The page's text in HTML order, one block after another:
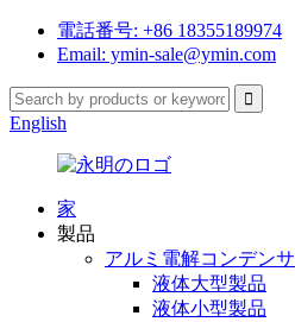
電話番号: +86 18355189974
Email: ymin-sale@ymin.com
English
家
製品
アルミ電解コンデンサ
液体大型製品
液体小型製品